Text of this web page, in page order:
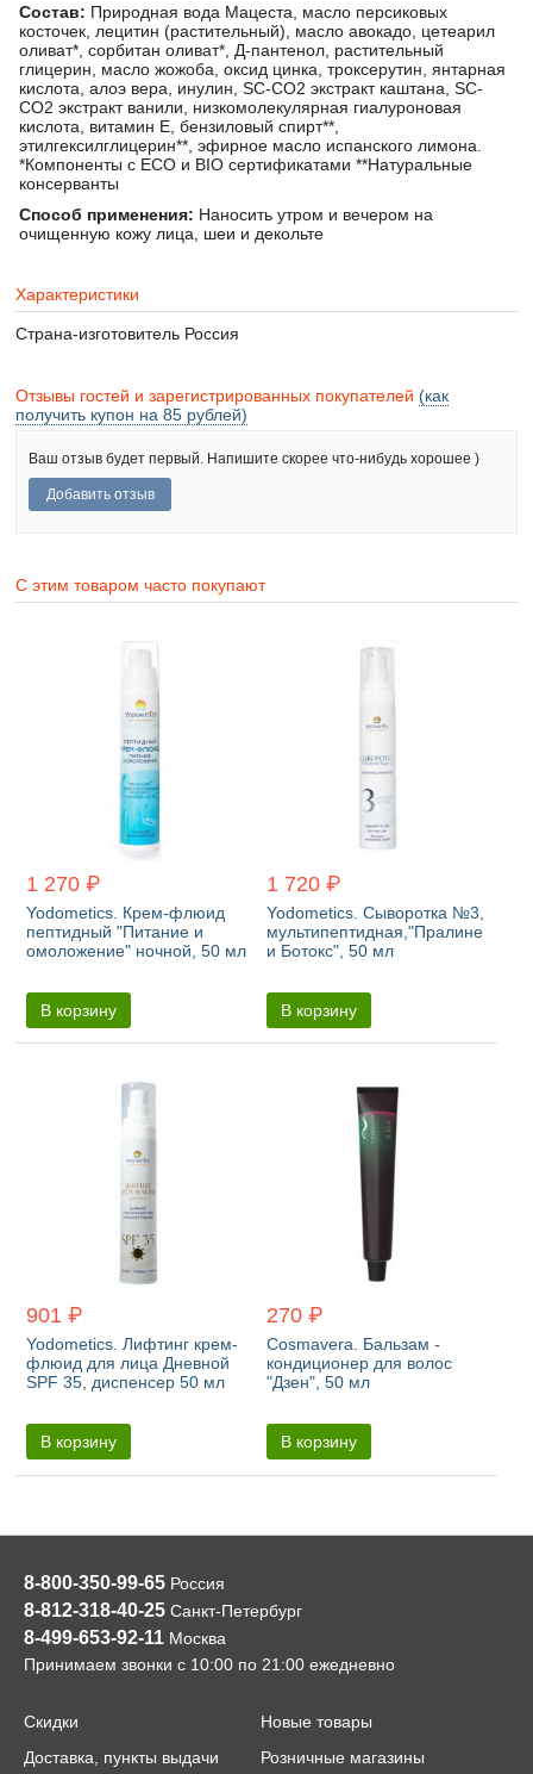
Состав: Природная вода Мацеста, масло персиковых
косточек, лецитин (растительный), масло авокадо, цетеарил
оливат*, сорбитан оливат*, Д-пантенол, растительный
глицерин, масло жожоба, оксид цинка, троксерутин, янтарная
кислота, алоэ вера, инулин, SC-CO2 экстракт каштана, SC-
CO2 экстракт ванили, низкомолекулярная гиалуроновая
кислота, витамин Е, бензиловый спирт**,
этилгексилглицерин**, эфирное масло испанского лимона.
*Компоненты с ECO и BIO сертификатами **Натуральные
консерванты
Способ применения: Наносить утром и вечером на
очищенную кожу лица, шеи и декольте
Характеристики
Страна-изготовитель Россия
Отзывы гостей и зарегистрированных покупателей (как
получить купон на 85 рублей)
Ваш отзыв будет первый. Напишите скорее что-нибудь хорошее )
С этим товаром часто покупают
1 270 ₽
Yodometics. Крем-флюид
пептидный "Питание и
омоложение" ночной, 50 мл
В корзину
1 720 ₽
Yodometics. Сыворотка №3,
мультипептидная,"Пралине
и Ботокс", 50 мл
В корзину
901 ₽
Yodometics. Лифтинг крем-
флюид для лица Дневной
SPF 35, диспенсер 50 мл
В корзину
270 ₽
Cosmavera. Бальзам -
кондиционер для волос
"Дзен", 50 мл
В корзину
8-800-350-99-65 Россия
8-812-318-40-25 Санкт-Петербург
8-499-653-92-11 Москва
Принимаем звонки с 10:00 по 21:00 ежедневно
Скидки
Новые товары
Доставка, пункты выдачи
Розничные магазины